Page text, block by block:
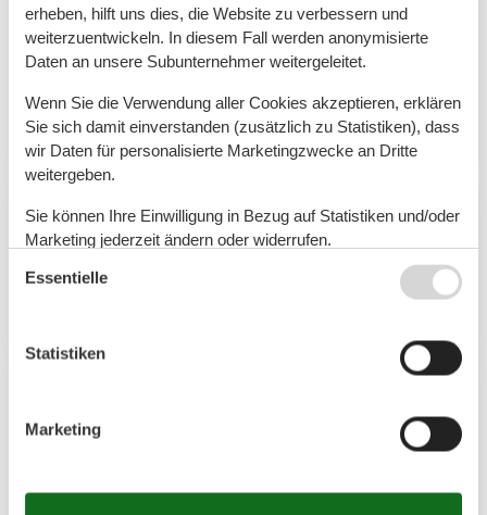
Ein Ferienhaus im Lieper Winkel mit Hund –
Natururlaub für die ganze Familie Der Lieper Winkel
auf der Insel Usedom ist ein echter Geheimtipp für
suchen –…
Mehr erfahren
Artikelarten
Alle
Alle
erheben, hilft uns dies, die Website zu verbessern und
weiterzuentwickeln. In diesem Fall werden anonymisierte
Daten an unsere Subunternehmer weitergeleitet.
Wenn Sie die Verwendung aller Cookies akzeptieren, erklären
Sie sich damit einverstanden (zusätzlich zu Statistiken), dass
wir Daten für personalisierte Marketingzwecke an Dritte
weitergeben.
Sie können Ihre Einwilligung in Bezug auf Statistiken und/oder
Marketing jederzeit ändern oder widerrufen.
Siehe auch unsere
Essentielle
Statistiken
Marketing